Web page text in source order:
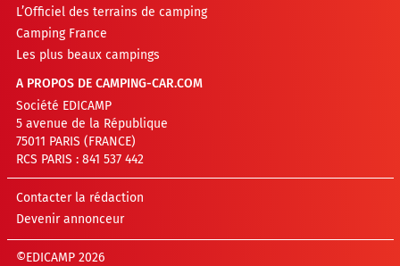
L’Officiel des terrains de camping
Camping France
Les plus beaux campings
A PROPOS DE CAMPING-CAR.COM
Société EDICAMP
5 avenue de la République
75011 PARIS (FRANCE)
RCS PARIS : 841 537 442
Contacter la rédaction
Devenir annonceur
©EDICAMP 2026